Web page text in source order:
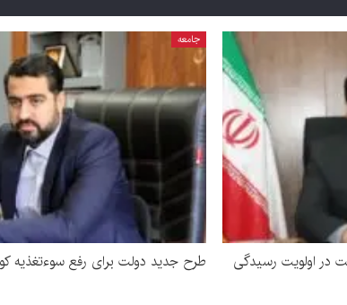
در اولویت رسیدگی
جامعه
طرح جدید دولت برای رفع سوءتغذیه